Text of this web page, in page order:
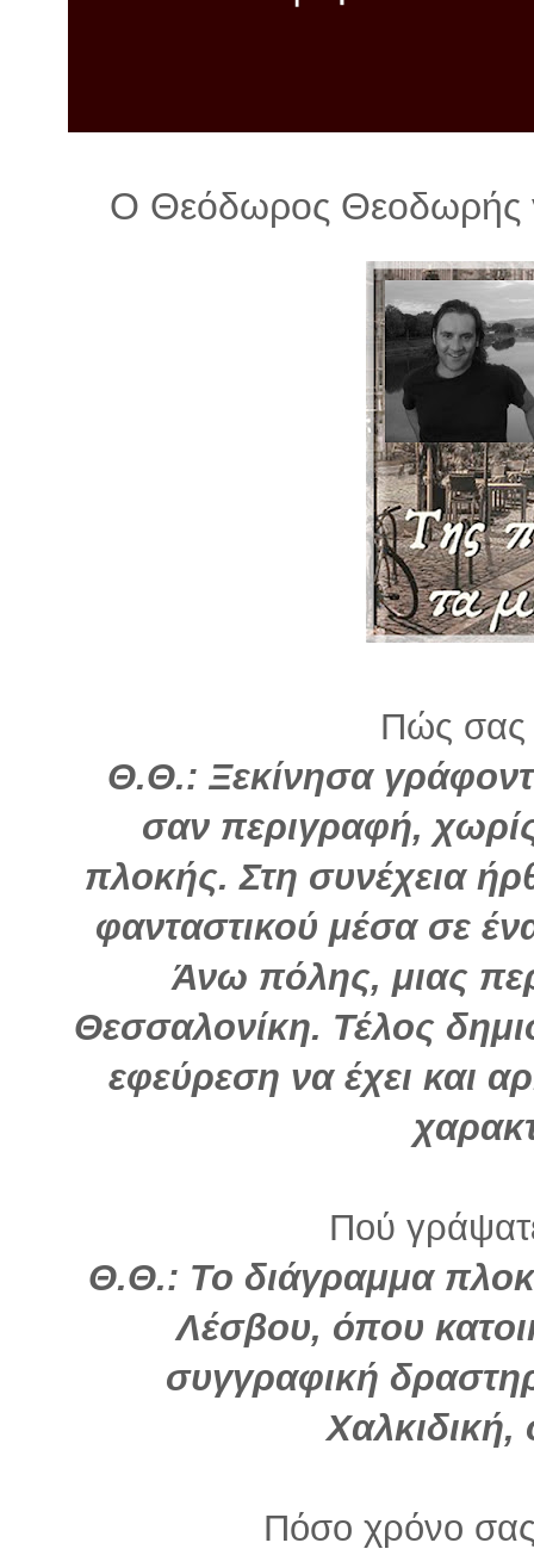
Ο Θεόδωρος Θεοδωρής
Πώς σας
Θ.Θ.: Ξεκίνησα
σαν περιγραφή,
πλοκής. Στη συνέχεια
φανταστικού μέσα σε
Άνω πόλης, μιας
Θεσσαλονίκη. Τέλος
εφεύρεση να έχει και
Πού
Θ.Θ.: Το διάγραμμα
Λέσβου, όπου
συγγραφική
Πόσο χρόνο